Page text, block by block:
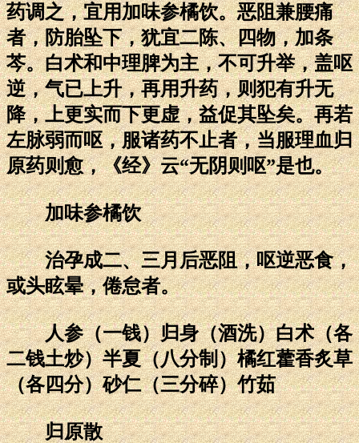
药调之，宜用加味参橘饮。恶阻兼腰痛
者，防胎坠下，犹宜二陈、四物，加条
芩。白术和中理脾为主，不可升举，盖呕
逆，气已上升，再用升药，则犯有升无
降，上更实而下更虚，益促其坠矣。再若
左脉弱而呕，服诸药不止者，当服理血归
原药则愈，《经》云“无阴则呕”是也。
加味参橘饮
治孕成二、三月后恶阻，呕逆恶食，
或头眩晕，倦怠者。
人参（一钱）归身（酒洗）白术（各
二钱土炒）半夏（八分制）橘红藿香炙草
（各四分）砂仁（三分碎）竹茹
归原散